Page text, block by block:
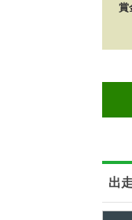
賞
出